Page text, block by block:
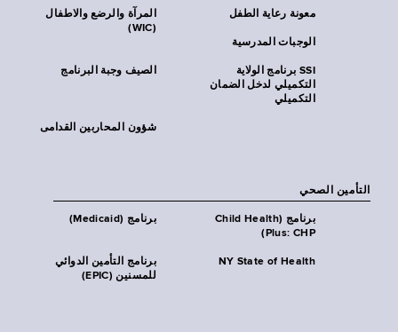
المرآة والرضع والاطفال
(WIC)
معونة رعاية الطفل
الوجبات المدرسية
الصيف وجبة البرنامج
SSI برنامج الولاية
التكميلي لدخل الضمان
التكميلي
شؤون المحاربين القدامى
التأمين الصحي
برنامج (Medicaid)
برنامج (Child Health
Plus: CHP)
برنامج التأمين الدوائي
للمسنين (EPIC)
NY State of Health